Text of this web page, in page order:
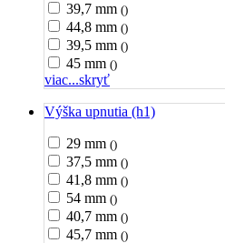
39,7 mm ()
44,8 mm ()
39,5 mm ()
45 mm ()
viac...skryť
Výška upnutia (h1)
29 mm ()
37,5 mm ()
41,8 mm ()
54 mm ()
40,7 mm ()
45,7 mm ()